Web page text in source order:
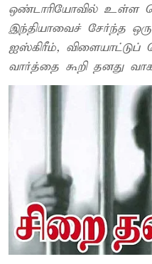
ஒண்டாரியோவில் உள்ள
இந்தியாவைச் சேர்ந்த
ஐஸ்கிரீம்,
வார்த்தை கூறி தனது